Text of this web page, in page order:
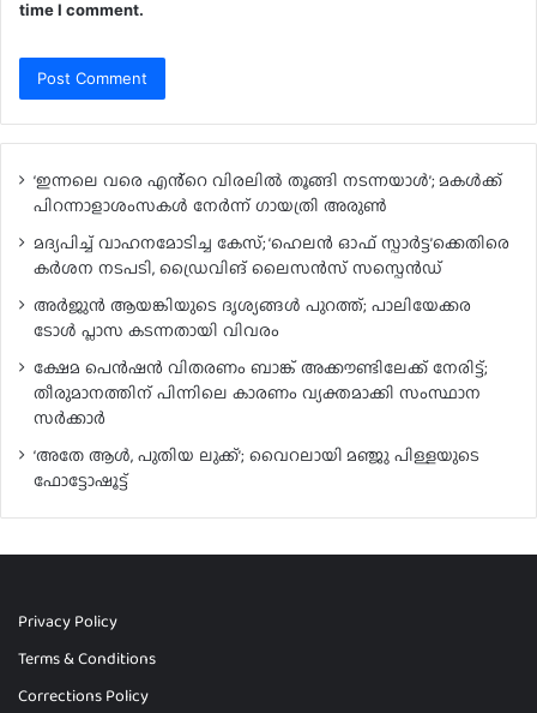
time I comment.
‘ഇന്നലെ വരെ എൻ്റെ വിരലിൽ തൂങ്ങി നടന്നയാൾ’; മകൾ‌ക്ക്
പിറന്നാളാശംസകൾ നേർന്ന് ഗായത്രി അരുൺ
മദ്യപിച്ച് വാഹനമോടിച്ച കേസ്; ‘ഹെലൻ ഓഫ് സ്പാർട്ട’ക്കെതിരെ
കർശന നടപടി, ഡ്രൈവിങ് ലൈസൻസ് സസ്പെൻഡ്
അർജുൻ ആയങ്കിയുടെ ദൃശ്യങ്ങൾ പുറത്ത്; പാലിയേക്കര
ടോൾ പ്ലാസ കടന്നതായി വിവരം
ക്ഷേമ പെൻഷൻ വിതരണം ബാങ്ക് അക്കൗണ്ടിലേക്ക് നേരിട്ട്;
തീരുമാനത്തിന് പിന്നിലെ കാരണം വ്യക്തമാക്കി സംസ്ഥാന
സർക്കാർ
‘അതേ ആൾ, പുതിയ ലുക്ക്’; വൈറലായി മഞ്ജു പിള്ളയുടെ
ഫോട്ടോഷൂട്ട്
Privacy Policy
Terms & Conditions
Corrections Policy